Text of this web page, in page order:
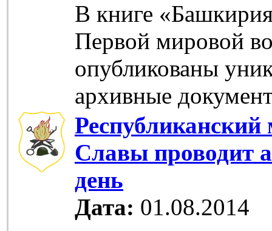
В книге
Первой мировой
опубликованы
архивные
Республиканский
Славы проводит
день
Дата: 01.08.2014